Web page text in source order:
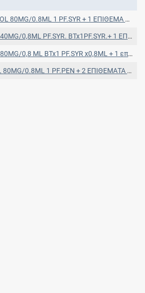
0.8ML 1 PF.SYR + 1 ΕΠΙΘΕΜΑ ΑΛΚΟΟΛΗΣ
PF.SYR. BTx1PF.SYR.+ 1 ΕΠΙΘΕΜΑ ΑΛΚΟΟΛΗΣ 1 ΕΠΙΘΕΜΑ ΑΛΚΟΟΛΗΣ
BTx1 PF.SYR x0,8ML + 1 επίθεμα αλκοόληςσε μία κυψέλη
0.8ML 1 PF.PEN + 2 ΕΠΙΘΕΜΑΤΑ ΑΛΚΟΟΛΗΣ